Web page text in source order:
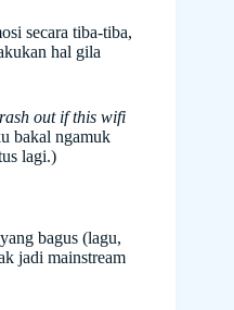
secara tiba-tiba,
hal gila
out if this wifi
bakal ngamuk
lagi.)
bagus (lagu,
jadi mainstream